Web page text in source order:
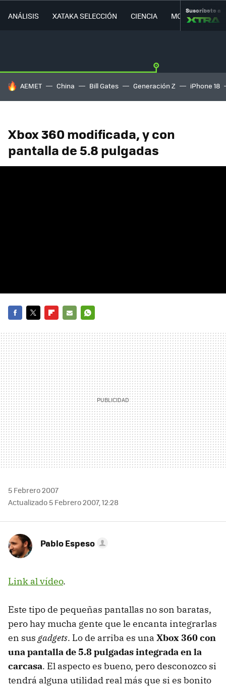
ANÁLISIS XATAKA SELECCIÓN CIENCIA MOVILIDAD
Suscríbete a
HOY SE HABLA DE
AEMET China Bill Gates Generación Z iPhone 18
Xbox 360 modificada, y con
pantalla de 5.8 pulgadas
MAIL
5 Febrero 2007
Actualizado 5 Febrero 2007, 12:28
Pablo Espeso
Link al vídeo.
Este tipo de pequeñas pantallas no son baratas,
pero hay mucha gente que le encanta integrarlas
en sus gadgets. Lo de arriba es una Xbox 360 con
una pantalla de 5.8 pulgadas integrada en la
carcasa. El aspecto es bueno, pero desconozco si
tendrá alguna utilidad real más que si es bonito